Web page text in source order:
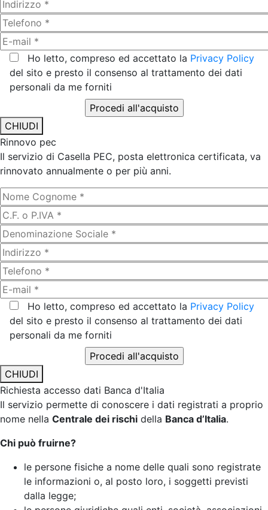
Ho letto, compreso ed accettato la Privacy Policy
del sito e presto il consenso al trattamento dei dati
personali da me forniti
CHIUDI
Rinnovo pec
Il servizio di Casella PEC, posta elettronica certificata, va
rinnovato annualmente o per più anni.
Ho letto, compreso ed accettato la Privacy Policy
del sito e presto il consenso al trattamento dei dati
personali da me forniti
CHIUDI
Richiesta accesso dati Banca d'Italia
Il servizio permette di conoscere i dati registrati a proprio
nome nella Centrale dei rischi della Banca d’Italia.
Chi può fruirne?
le persone fisiche a nome delle quali sono registrate
le informazioni o, al posto loro, i soggetti previsti
dalla legge;